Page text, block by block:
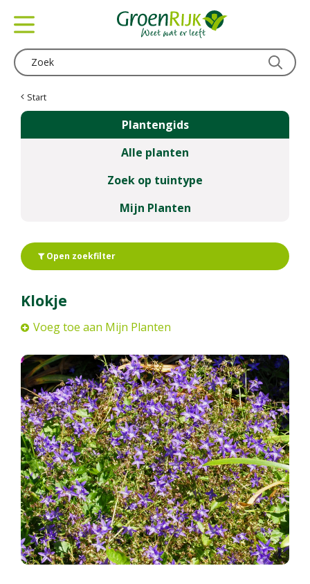
Start
Plantengids
Alle planten
Zoek op tuintype
Mijn Planten
Open zoekfilter
Klokje
Voeg toe aan Mijn Planten